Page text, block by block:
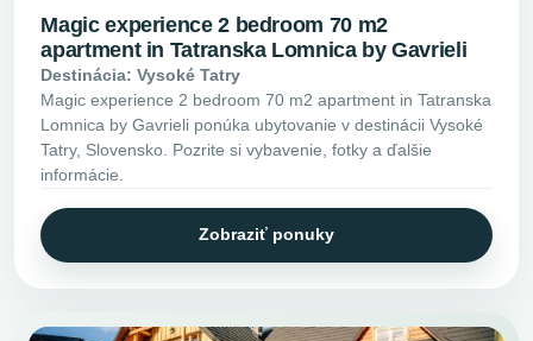
Magic experience 2 bedroom 70 m2
apartment in Tatranska Lomnica by Gavrieli
Destinácia: Vysoké Tatry
Magic experience 2 bedroom 70 m2 apartment in Tatranska
Lomnica by Gavrieli ponúka ubytovanie v destinácii Vysoké
Tatry, Slovensko. Pozrite si vybavenie, fotky a ďalšie
informácie.
Zobraziť ponuky